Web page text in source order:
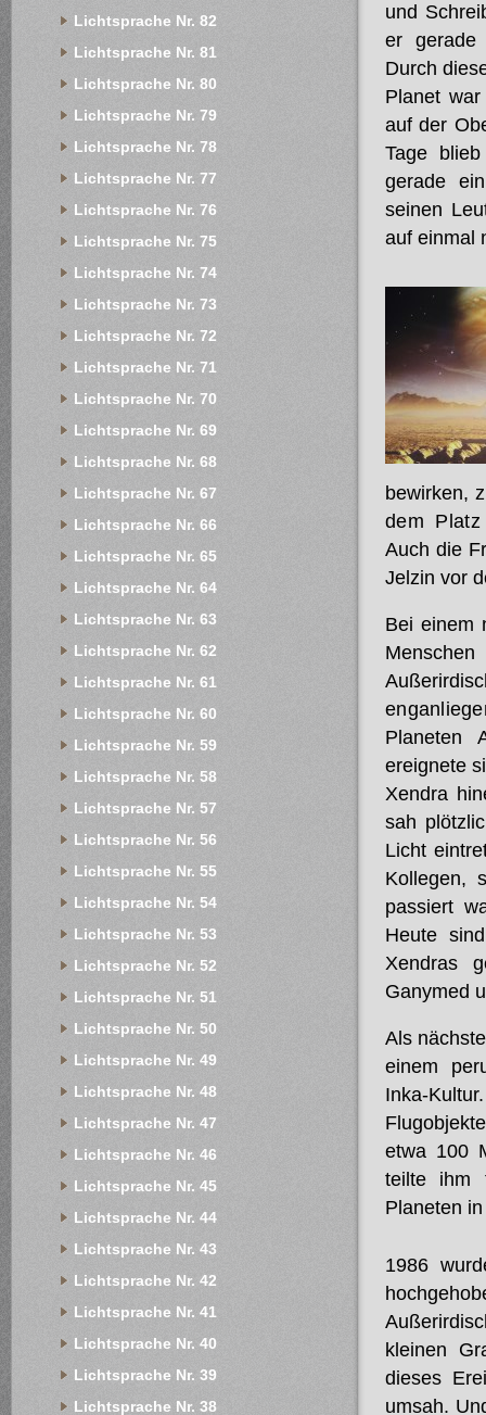
und
er gerade
Durch
Planet
auf der
Tage
gerade
seinen
auf einmal
bewirken,
dem
Auch die
Jelzin vor
Bei einem
Planeten
ereignete
Xendra
sah
Licht
Kollegen,
passiert
Heute
Xendras
Ganymed
Als
einem
Inka-
etwa 100
teilte ihm
Planeten
1986
kleinen
dieses
umsah.
Lichtsprache Nr. 82
Lichtsprache Nr. 81
Lichtsprache Nr. 80
Lichtsprache Nr. 79
Lichtsprache Nr. 78
Lichtsprache Nr. 77
Lichtsprache Nr. 76
Lichtsprache Nr. 75
Lichtsprache Nr. 74
Lichtsprache Nr. 73
Lichtsprache Nr. 72
Lichtsprache Nr. 71
Lichtsprache Nr. 70
Lichtsprache Nr. 69
Lichtsprache Nr. 68
Lichtsprache Nr. 67
Lichtsprache Nr. 66
Lichtsprache Nr. 65
Lichtsprache Nr. 64
Lichtsprache Nr. 63
Lichtsprache Nr. 62
Lichtsprache Nr. 61
Lichtsprache Nr. 60
Lichtsprache Nr. 59
Lichtsprache Nr. 58
Lichtsprache Nr. 57
Lichtsprache Nr. 56
Lichtsprache Nr. 55
Lichtsprache Nr. 54
Lichtsprache Nr. 53
Lichtsprache Nr. 52
Lichtsprache Nr. 51
Lichtsprache Nr. 50
Lichtsprache Nr. 49
Lichtsprache Nr. 48
Lichtsprache Nr. 47
Lichtsprache Nr. 46
Lichtsprache Nr. 45
Lichtsprache Nr. 44
Lichtsprache Nr. 43
Lichtsprache Nr. 42
Lichtsprache Nr. 41
Lichtsprache Nr. 40
Lichtsprache Nr. 39
Lichtsprache Nr. 38